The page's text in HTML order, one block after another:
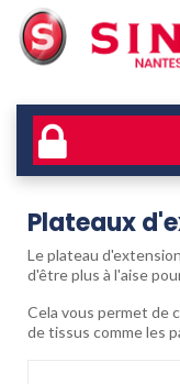
Plateaux
Le plateau
d'être plus à l'aise
Cela vous permet de
de tissus comme les